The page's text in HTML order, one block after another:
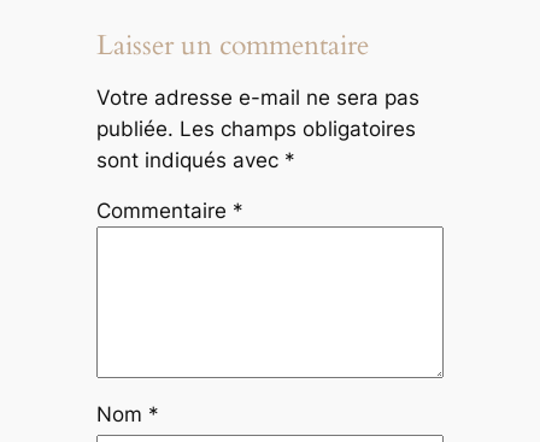
Laisser un commentaire
Votre adresse e-mail ne sera pas
publiée. Les champs obligatoires
sont indiqués avec *
Commentaire *
Nom *